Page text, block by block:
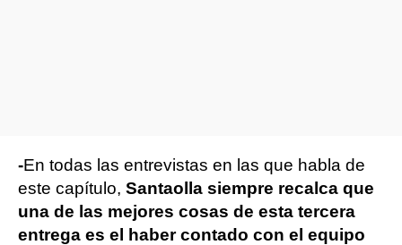
-En todas las entrevistas en las que habla de
este capítulo, Santaolla siempre recalca que
una de las mejores cosas de esta tercera
entrega es el haber contado con el equipo